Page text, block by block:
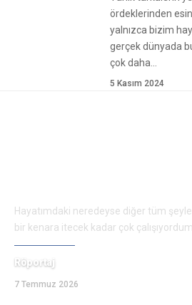
ördeklerinden
yalnızca bizim
gerçek dünyada
çok daha
5 Kasım 2024
Hayatımdaki neredeyse diğer tüm
bir kenara itecek kadar çok çalışıyordum.
Röportaj
7 Temmuz 2026